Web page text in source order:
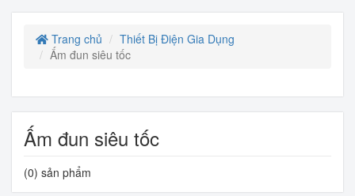
Trang chủ
Thiết Bị Điện Gia Dụng
Ấm đun siêu tốc
Ấm đun siêu tốc
(0) sản phẩm